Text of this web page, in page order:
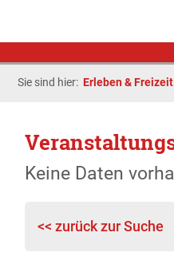
Sie sind hier: Erleben & Freizeit
Keine Daten
<< zurück zur Suche